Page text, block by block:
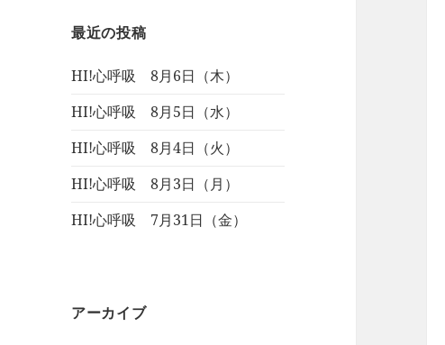
最近の投稿
HI!心呼吸 8月6日（木）
HI!心呼吸 8月5日（水）
HI!心呼吸 8月4日（火）
HI!心呼吸 8月3日（月）
HI!心呼吸 7月31日（金）
アーカイブ